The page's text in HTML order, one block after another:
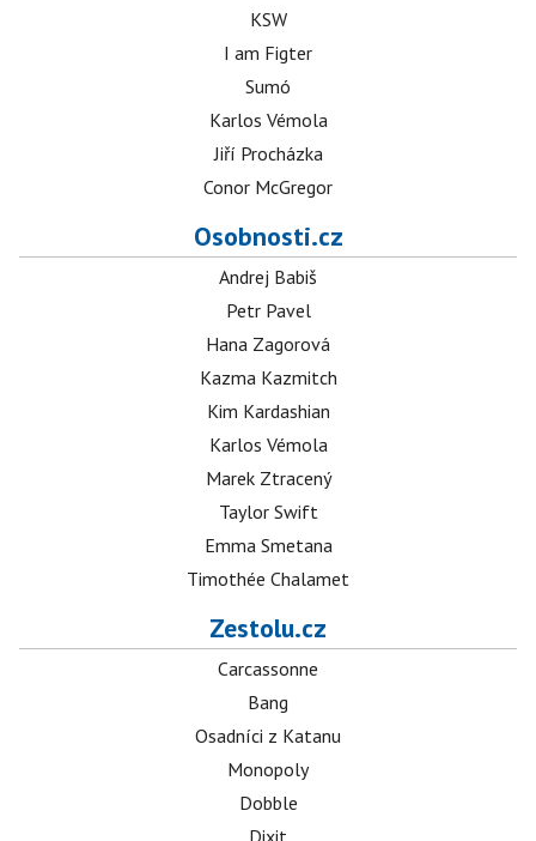
KSW
I am Figter
Sumó
Karlos Vémola
Jiří Procházka
Conor McGregor
Osobnosti.cz
Andrej Babiš
Petr Pavel
Hana Zagorová
Kazma Kazmitch
Kim Kardashian
Karlos Vémola
Marek Ztracený
Taylor Swift
Emma Smetana
Timothée Chalamet
Zestolu.cz
Carcassonne
Bang
Osadníci z Katanu
Monopoly
Dobble